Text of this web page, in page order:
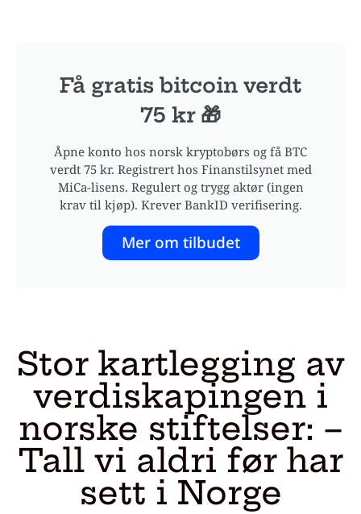
Få gratis bitcoin verdt
75 kr 🎁
Åpne konto hos norsk kryptobørs og få BTC
verdt 75 kr. Registrert hos Finanstilsynet med
MiCa-lisens. Regulert og trygg aktør (ingen
krav til kjøp). Krever BankID verifisering.
Mer om tilbudet
Stor kartlegging av
verdiskapingen i
norske stiftelser: –
Tall vi aldri før har
sett i Norge